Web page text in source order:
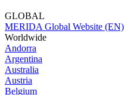
GLOBAL
MERIDA Global Website (EN)
Worldwide
Andorra
Argentina
Australia
Austria
Belgium